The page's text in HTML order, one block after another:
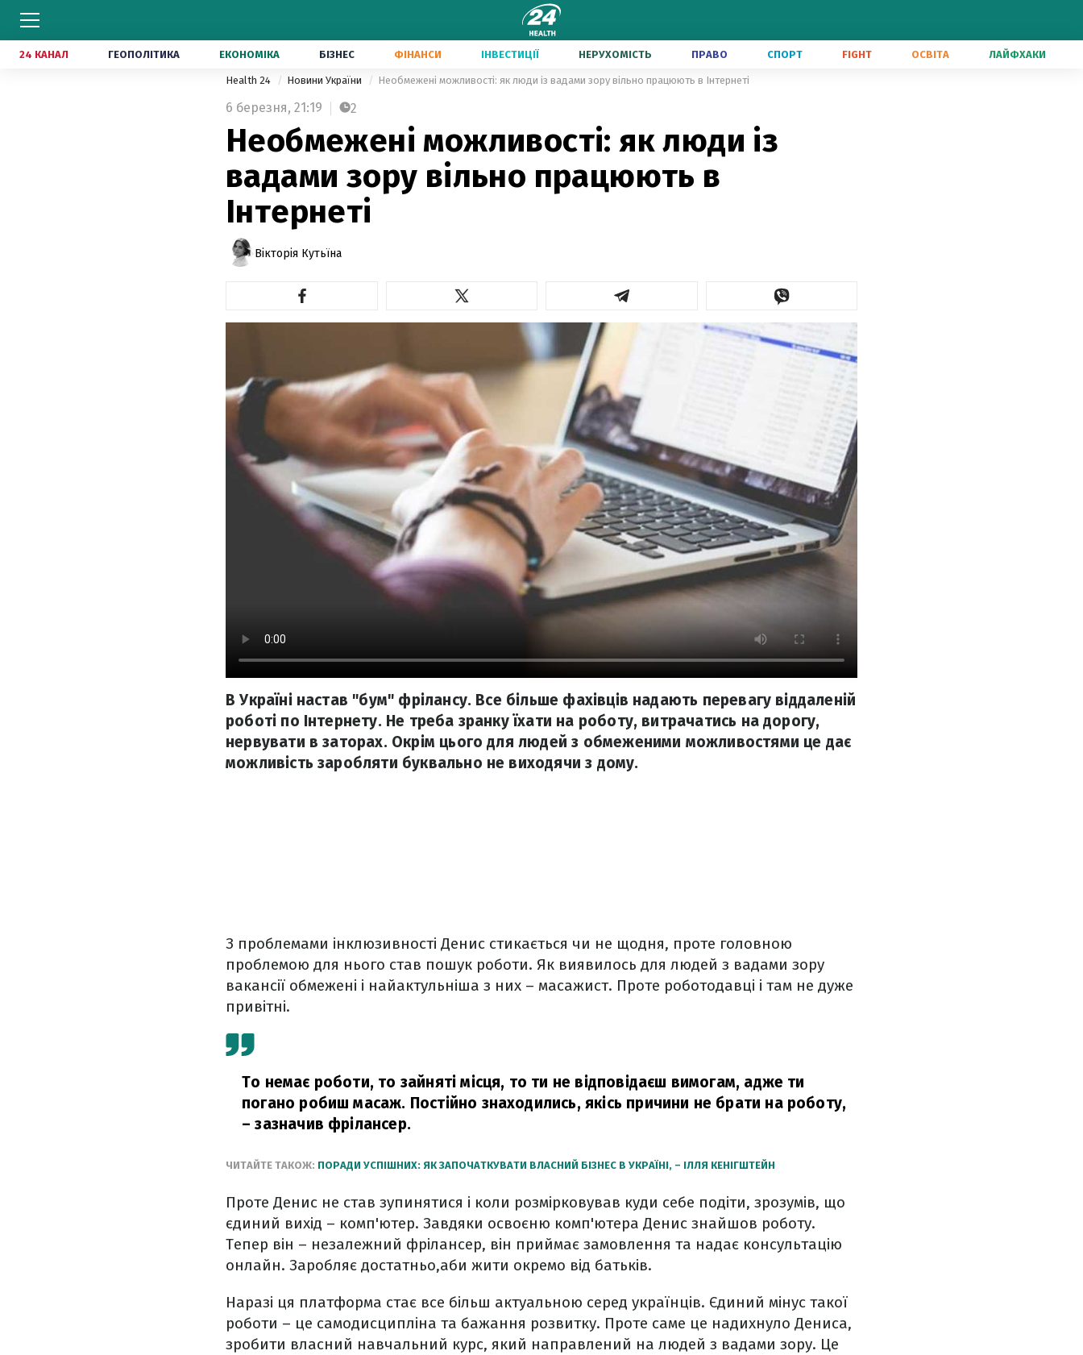
24 КАНАЛ ГЕОПОЛІТИКА ЕКОНОМІКА БІЗНЕС ФІНАНСИ ІНВЕСТИЦІЇ НЕРУХОМІСТЬ ПРАВО СПОРТ FIGHT ОСВІТА ЛАЙФХАКИ
Health 24 Новини України Необмежені можливості: як люди із вадами зору вільно працюють в Інтернеті
6 березня, 21:19 2
Необмежені можливості: як люди із
вадами зору вільно працюють в
Інтернеті
Вікторія Кутьїна
В Україні настав "бум" фрілансу. Все більше фахівців надають перевагу віддаленій
роботі по Інтернету. Не треба зранку їхати на роботу, витрачатись на дорогу,
нервувати в заторах. Окрім цього для людей з обмеженими можливостями це дає
можливість заробляти буквально не виходячи з дому.
З проблемами інклюзивності Денис стикається чи не щодня, проте головною
проблемою для нього став пошук роботи. Як виявилось для людей з вадами зору
вакансії обмежені і найактульніша з них – масажист. Проте роботодавці і там не дуже
привітні.
То немає роботи, то зайняті місця, то ти не відповідаєш вимогам, адже ти
погано робиш масаж. Постійно знаходились, якісь причини не брати на роботу,
– зазначив фрілансер.
ЧИТАЙТЕ ТАКОЖ: ПОРАДИ УСПІШНИХ: ЯК ЗАПОЧАТКУВАТИ ВЛАСНИЙ БІЗНЕС В УКРАЇНІ, – ІЛЛЯ КЕНІГШТЕЙН
Проте Денис не став зупинятися і коли розмірковував куди себе подіти, зрозумів, що
єдиний вихід – комп'ютер. Завдяки освоєню комп'ютера Денис знайшов роботу.
Тепер він – незалежний фрілансер, він приймає замовлення та надає консультацію
онлайн. Заробляє достатньо,аби жити окремо від батьків.
Наразі ця платформа стає все більш актуальною серед українців. Єдиний мінус такої
роботи – це самодисципліна та бажання розвитку. Проте саме це надихнуло Дениса,
зробити власний навчальний курс, який направлений на людей з вадами зору. Це